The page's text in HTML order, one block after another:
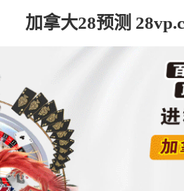
加拿大28预测